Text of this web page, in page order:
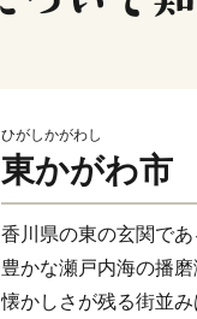
ひがしかがわし
東かがわ市
香川県の東の玄関であ
豊かな瀬戸内海の播
懐かしさが残る街並